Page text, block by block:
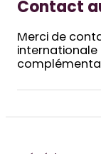
Contact
Merci de
internationale